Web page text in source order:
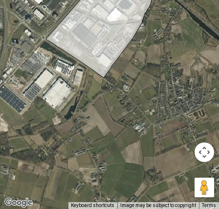
Keyboard shortcuts Image may be subject to copyright Terms